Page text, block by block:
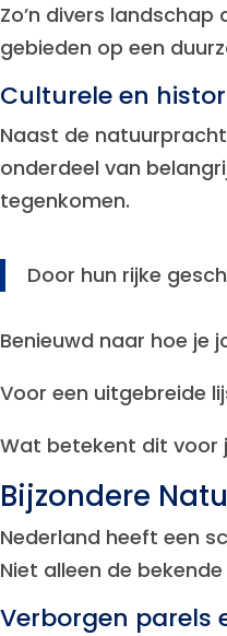
Zo’n divers
gebieden op een
Culturele en
Naast de
onderdeel van
tegenkomen.
Door hun rijke
Benieuwd naar hoe je
Voor een uitgebreide
Wat betekent dit voor
Bijzondere
Nederland heeft een
Niet alleen de
Verborgen parels